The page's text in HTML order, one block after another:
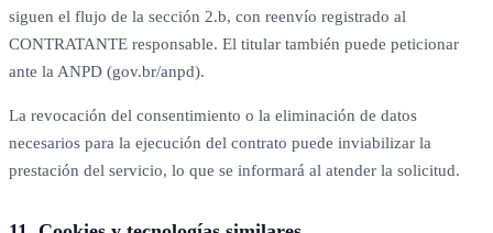
siguen el flujo de la sección 2.b, con reenvío registrado al
CONTRATANTE responsable. El titular también puede peticionar
ante la ANPD (gov.br/anpd).
La revocación del consentimiento o la eliminación de datos
necesarios para la ejecución del contrato puede inviabilizar la
prestación del servicio, lo que se informará al atender la solicitud.